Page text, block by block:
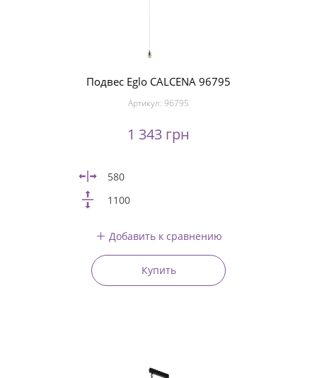
Подвес Eglo CALCENA 96795
Артикул: 96795
1 343 грн
580
1100
Добавить к сравнению
Купить